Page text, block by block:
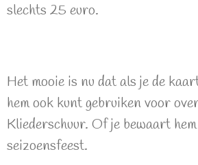
slechts 25 euro.
Het mooie is nu dat als je de
hem ook kunt gebruiken voor
Kliederschuur. Of je bewaart
seizoensfeest.